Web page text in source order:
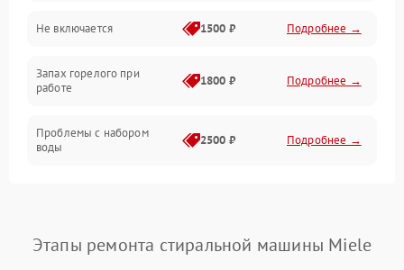
Не включается 1500 ₽ Подробнее →
Запах горелого при
работе
1800 ₽ Подробнее →
Проблемы с набором
воды
2500 ₽ Подробнее →
Замена платы управления Подробнее →
Этапы ремонта стиральной машины Miele